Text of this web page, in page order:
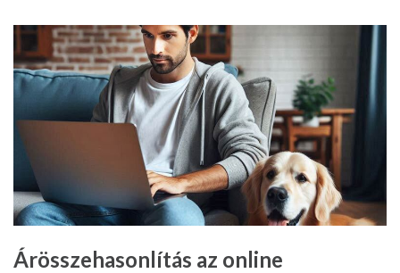
Árösszehasonlítás az online